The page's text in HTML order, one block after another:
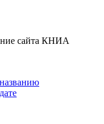
сайта КНИА